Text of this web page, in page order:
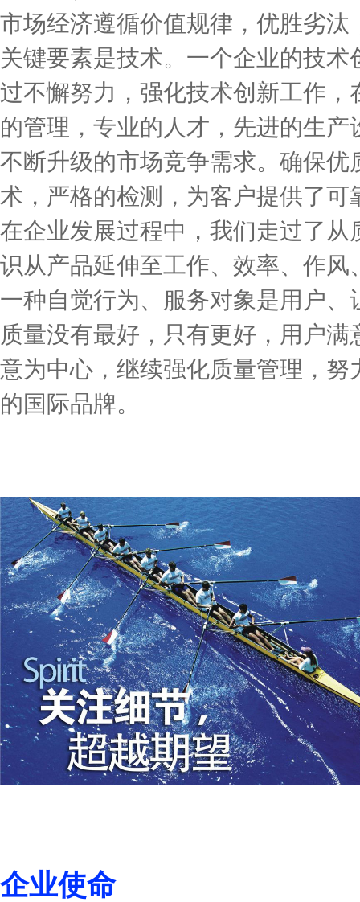
市场经济遵循价值规律，优胜劣
关键要素是技术。一个企业的技
过不懈努力，强化技术创新工作
的管理，专业的人才，先进的生
不断升级的市场竞争需求。确保
术，严格的检测，为客户提供了
在企业发展过程中，我们走过了
识从产品延伸至工作、效率、作
一种自觉行为、服务对象是用户
质量没有最好，只有更好，用户
意为中心，继续强化质量管理，
的国际品牌。
企业使命